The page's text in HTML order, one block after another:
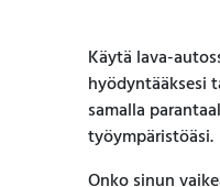
Käytä lava-
hyödyntääksesi
samalla
työympäristöäsi.
Onko sinun